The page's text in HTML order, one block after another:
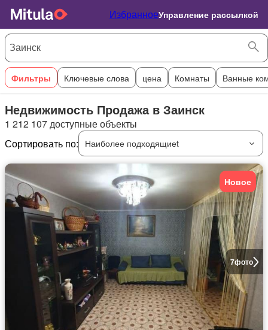
ИзбранноеУправление рассылкой
Фильтры Ключевые слова цена Комнаты Ванные
Недвижимость Продажа в Заинск
1 212 107 доступные объекты
Сортировать по:
Наиболее подходящиеt
7фото
Новое